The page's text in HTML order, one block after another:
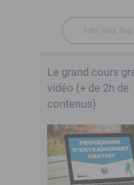
Le grand cours
vidéo (+ de 2h de
contenus)
Add Your